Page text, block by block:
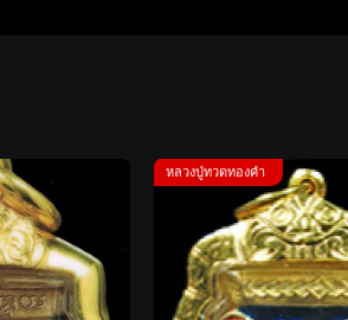
หลวงปู่ทวดทองคำ